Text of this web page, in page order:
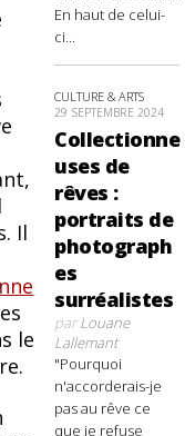
Il
le
En haut de celui-
ci...
CULTURE & ARTS
29 SEPTEMBRE 2024
Collectionne
uses de
rêves :
portraits de
photograph
es
surréalistes
parLouane
Lallemant
"Pourquoi
n'accorderais-je
pas au rêve ce
que je refuse